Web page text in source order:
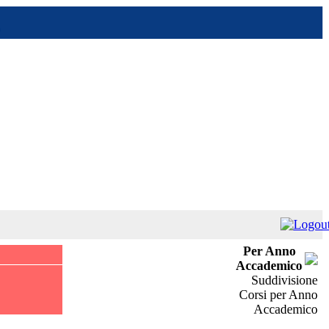
Per Anno
Accademico
Suddivisione
Corsi per Anno
Accademico